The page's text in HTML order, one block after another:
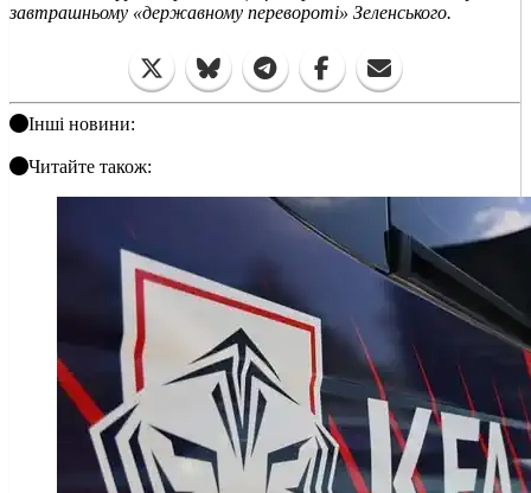
завтрашньому «державному перевороті» Зеленського.
Інші новини:
Читайте також: